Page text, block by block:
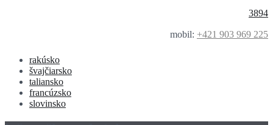
3894
mobil: +421 903 969 225
rakúsko
švajčiarsko
taliansko
francúzsko
slovinsko